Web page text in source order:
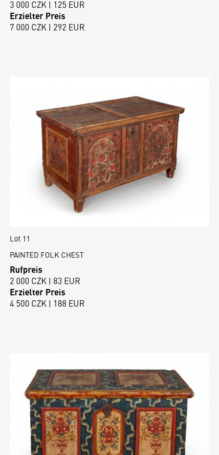
3 000 CZK | 125 EUR
Erzielter Preis
7 000 CZK | 292 EUR
Lot 11
PAINTED FOLK CHEST
Rufpreis
2 000 CZK | 83 EUR
Erzielter Preis
4 500 CZK | 188 EUR